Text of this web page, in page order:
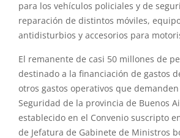
para los vehículos policiales y de
reparación de distintos móviles,
antidisturbios y accesorios para
El remanente de casi 50 millones de
destinado a la financiación de gastos
otros gastos operativos que demanden
Seguridad de la provincia de Buenos
establecido en el Convenio suscripto
de Jefatura de Gabinete de Ministros